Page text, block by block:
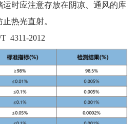
运时应注意存放在阴凉、通风的库
热光直射。
4311-2012